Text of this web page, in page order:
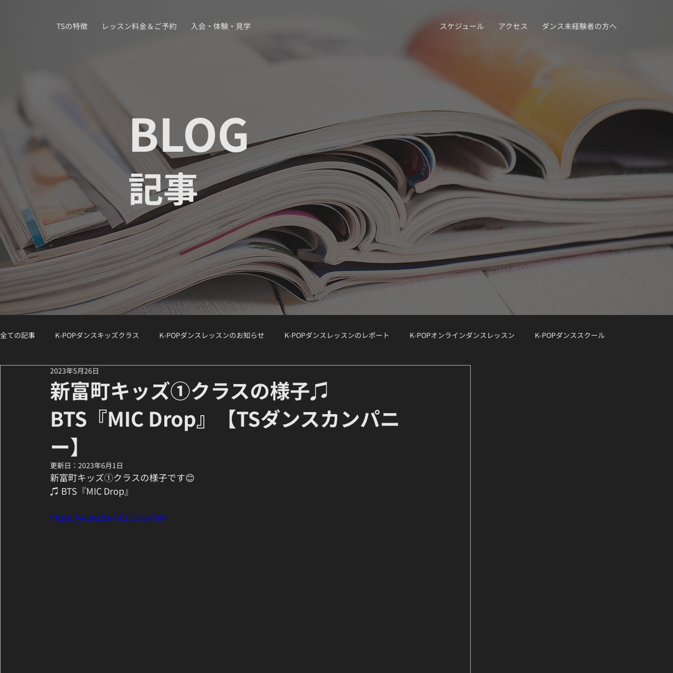
TSの特徴 レッスン料金＆ご予約 入会・体験・見学 スケジュール アクセス ダンス未経験者の方へ
BLOG
記事
全ての記事 K-POPダンスキッズクラス K-POPダンスレッスンのお知らせ K-POPダンスレッスンのレポート K-POPオンラインダンスレッスン K-POPダンススクール
K-POPダンスジュニアクラス
講師紹介 / Instructor Spotlight ダンスコラム K-POボーカルクラス オーディション対策 K-POPボーカルクラス
新富町キッズ①クラスの様子♫
BTS『MIC Drop』【TSダンスカンパニ
ー】
2023年5月26日
更新日： 2023年6月1日
新富町キッズ①クラスの様子です😊
♫ BTS『MIC Drop』
https://youtu.be/KF25OcvyF6M